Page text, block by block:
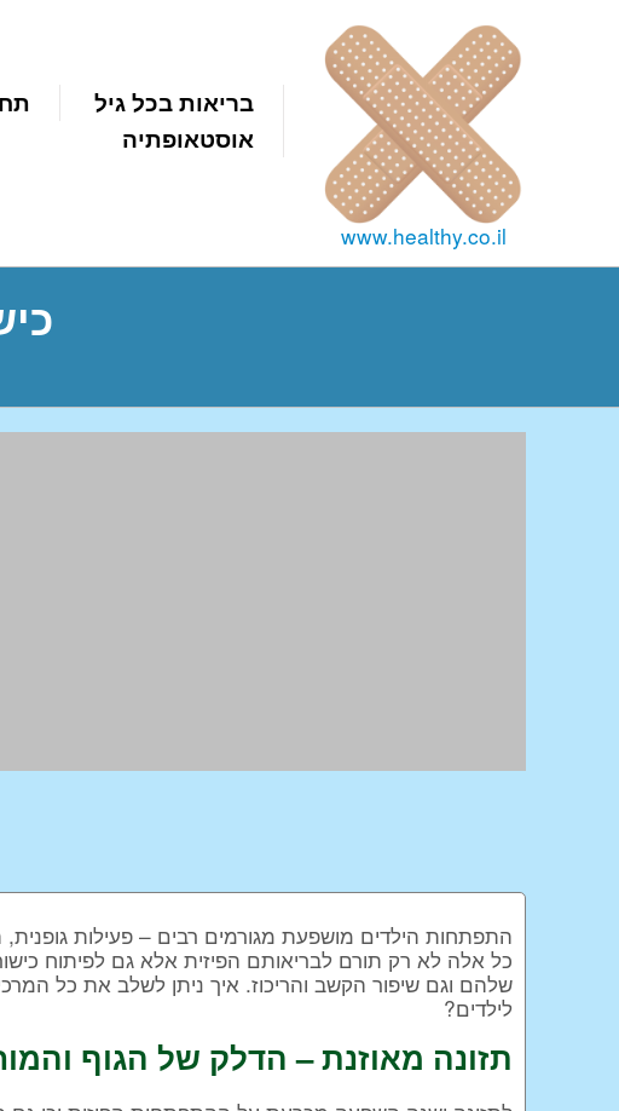
www.healthy.co.il
בריאות בכל גיל
אוסטאופתיה
התפתחות הילדים מושפעת מגורמים רבים – פעילות גופנית,
כל אלה לא רק תורם לבריאותם הפיזית אלא גם לפיתוח
שלהם וגם שיפור הקשב והריכוז. איך ניתן לשלב את כל
לילדים?
תזונה מאוזנת – הדלק של הגוף